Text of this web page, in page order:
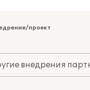
проект
внедрения